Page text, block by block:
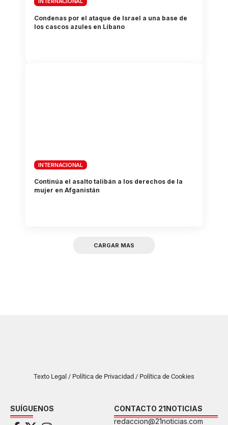
Condenas por el ataque de Israel a una base de
los cascos azules en Líbano
INTERNACIONAL
Continúa el asalto talibán a los derechos de la
mujer en Afganistán
CARGAR MAS
Texto Legal / Política de Privacidad / Política de Cookies
SUÍGUENOS
CONTACTO 21NOTICIAS
redaccion@21noticias.com